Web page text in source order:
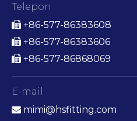
Telepon
 +86-577-86383608
 +86-577-86383606
 +86-577-86868069
E-mail
 mimi@hsfitting.com